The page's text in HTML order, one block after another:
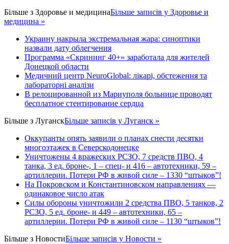
Більше з Здоровье и медицинаБільше записів у Здоровье и
медицина »
Украину накрыла экстремальная жара: синоптики
назвали дату облегчения
Программа «Скрининг 40+» заработала для жителей
Донецкой области
Медичний центр NeuroGlobal: лікарі, обстеження та
лабораторні аналізи
В релоцированной из Мариуполя больнице проводят
бесплатное стентирование сердца
Більше з ЛуганскБільше записів у Луганск »
Оккупанты опять заявили о планах снести десятки
многоэтажек в Северскодонецке
Уничтожены 4 вражеских РСЗО, 7 средств ПВО, 4
танка, 3 ед. броне-, 1 – спец- и 416 – автотехники, 59 –
артиллерии. Потери РФ в живой силе – 1330 “штыков”!
На Покровском и Константиновском направлениях —
одинаковое число атак
Силы обороны уничтожили 2 средства ПВО, 5 танков, 2
РСЗО, 5 ед. броне- и 449 – автотехники, 65 –
артиллерии. Потери РФ в живой силе – 1130 “штыков”!
Більше з НовостиБільше записів у Новости »